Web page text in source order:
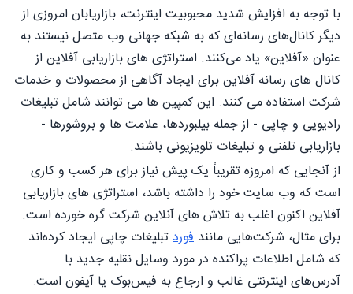
با توجه به افزایش شدید محبوبیت اینترنت، بازاریابان امروزی از
دیگر کانال‌های رسانه‌ای که به شبکه جهانی وب متصل نیستند به
عنوان «آفلاین» یاد می‌کنند. استراتژی های بازاریابی آفلاین از
کانال های رسانه آفلاین برای ایجاد آگاهی از محصولات و خدمات
شرکت استفاده می کنند. این کمپین ها می توانند شامل تبلیغات
رادیویی و چاپی - از جمله بیلبوردها، علامت ها و بروشورها -
بازاریابی تلفنی و تبلیغات تلویزیونی باشند.
از آنجایی که امروزه تقریباً یک پیش نیاز برای هر کسب و کاری
است که وب سایت خود را داشته باشد، استراتژی های بازاریابی
آفلاین اکنون اغلب به تلاش های آنلاین شرکت گره خورده است.
برای مثال، شرکت‌هایی مانند فوردتبلیغات چاپی ایجاد کرده‌اند
که شامل اطلاعات پراکنده در مورد وسایل نقلیه جدید با
آدرس‌های اینترنتی غالب و ارجاع به فیس‌بوک یا آیفون است.